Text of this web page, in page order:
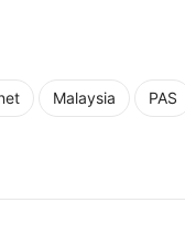
Malaysia PAS